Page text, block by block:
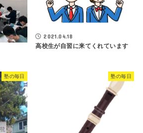
2021.04.18
高校生が自習に来てくれています
塾の毎日 塾の毎日